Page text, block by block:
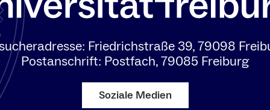
Friedrichstraße 39, 79098
Postanschrift: Postfach, 79085 Freiburg
Soziale Medien